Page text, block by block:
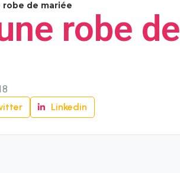
robe de mariée
robe de
Linkedin